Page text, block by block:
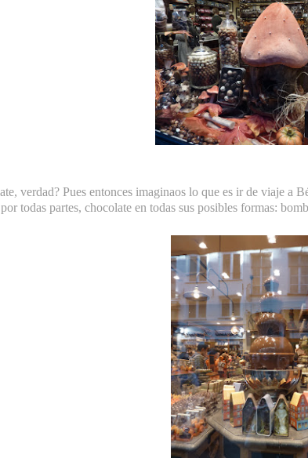
verdad? Pues entonces imaginaos lo que es ir de viaje a
todas partes, chocolate en todas sus posibles formas: